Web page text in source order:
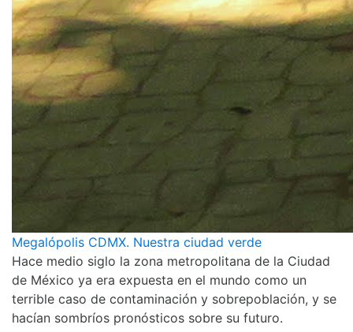
Megalópolis CDMX. Nuestra ciudad verde
Hace medio siglo la zona metropolitana de la Ciudad
de México ya era expuesta en el mundo como un
terrible caso de contaminación y sobrepoblación, y se
hacían sombríos pronósticos sobre su futuro.